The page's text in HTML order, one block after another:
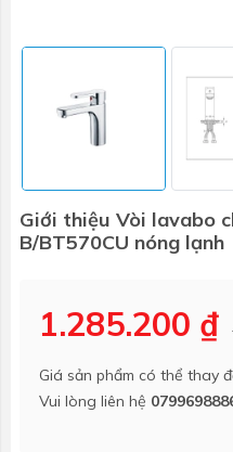
Giới thiệu Vòi lavabo
B/BT570CU nóng lạnh
1.285.200 ₫
Giá sản phẩm có thể thay
Vui lòng liên hệ